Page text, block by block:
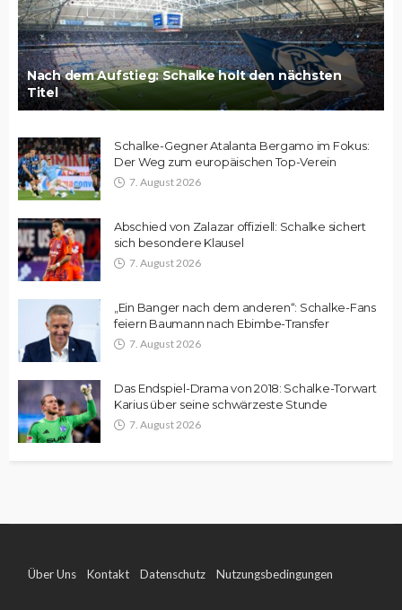
Nach dem Aufstieg: Schalke holt den nächsten
Titel
Schalke-Gegner Atalanta Bergamo im Fokus:
Der Weg zum europäischen Top-Verein
7. August 2026
Abschied von Zalazar offiziell: Schalke sichert
sich besondere Klausel
7. August 2026
„Ein Banger nach dem anderen“: Schalke-Fans
feiern Baumann nach Ebimbe-Transfer
7. August 2026
Das Endspiel-Drama von 2018: Schalke-Torwart
Karius über seine schwärzeste Stunde
7. August 2026
Über Uns Kontakt Datenschutz Nutzungsbedingungen